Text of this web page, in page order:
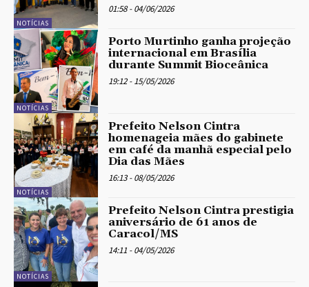
NOTÍCIAS
01:58 - 04/06/2026
NOTÍCIAS
Porto Murtinho ganha projeção
internacional em Brasília
durante Summit Bioceânica
19:12 - 15/05/2026
NOTÍCIAS
Prefeito Nelson Cintra
homenageia mães do gabinete
em café da manhã especial pelo
Dia das Mães
16:13 - 08/05/2026
NOTÍCIAS
Prefeito Nelson Cintra prestigia
aniversário de 61 anos de
Caracol/MS
14:11 - 04/05/2026